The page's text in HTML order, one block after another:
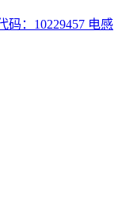
码：10229457 电感